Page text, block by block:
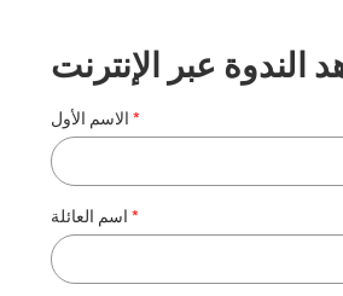
الاسم الأول
اسم العائلة